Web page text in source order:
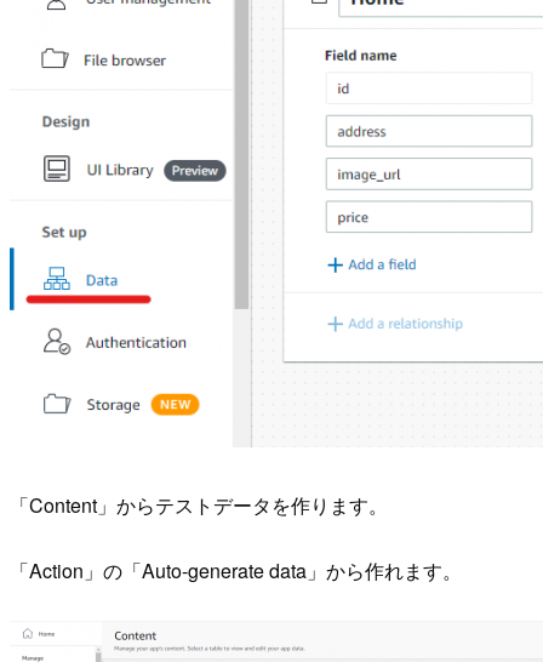
「Content」からテストデータを作ります。
「Action」の「Auto-generate data」から作れます。